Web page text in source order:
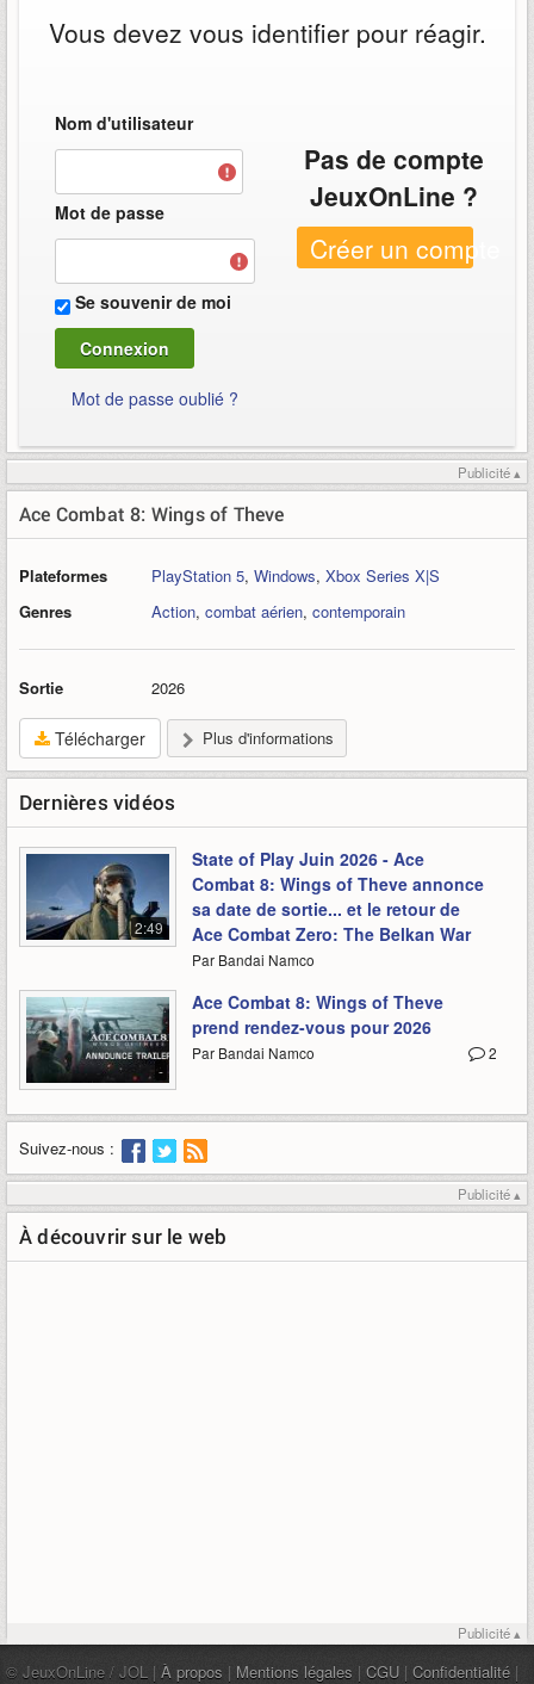
Vous devez vous identifier pour réagir.
Nom d'utilisateur
Mot de passe
Se souvenir de moi
Mot de passe oublié ?
Pas de compte
JeuxOnLine ?
Créer un compte
Publicité ▴
Ace Combat 8: Wings of Theve
Plateformes PlayStation 5, Windows, Xbox Series X|S
Genres
Action, combat aérien, contemporain
Sortie 2026
Télécharger Plus d'informations
Dernières vidéos
2:49
State of Play Juin 2026 - Ace
Combat 8: Wings of Theve annonce
sa date de sortie... et le retour de
Ace Combat Zero: The Belkan War
Par Bandai Namco
-
Ace Combat 8: Wings of Theve
prend rendez-vous pour 2026
2
Par Bandai Namco
Suivez-nous :
Publicité ▴
À découvrir sur le web
Publicité ▴
© JeuxOnLine / JOL | À propos | Mentions légales | CGU | Confidentialité |